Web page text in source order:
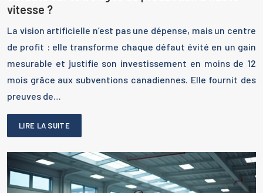
vitesse ?
La vision artificielle n’est pas une dépense, mais un centre
de profit : elle transforme chaque défaut évité en un gain
mesurable et justifie son investissement en moins de 12
mois grâce aux subventions canadiennes. Elle fournit des
preuves de…
LIRE LA SUITE